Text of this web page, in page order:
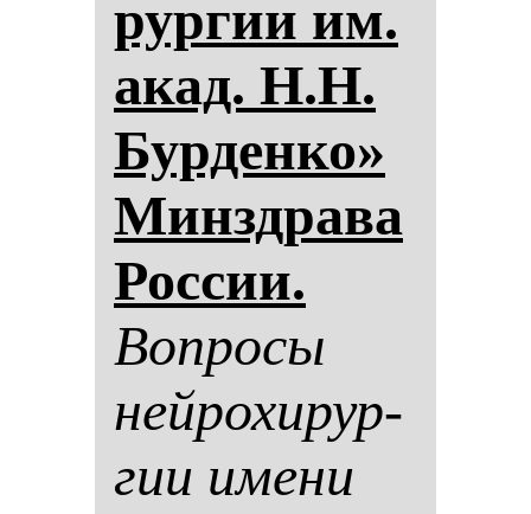
рур­гии им.
акад. Н.Н.
Бур­ден­ко»
Минздра­ва
Рос­сии.
Воп­ро­сы
ней­ро­хи­рур­
гии име­ни